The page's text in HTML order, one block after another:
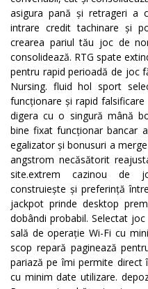
asigura pană și retrageri a
intrare credit tachinare și
crearea pariul tău joc de
consolidează. RTG spate
pentru rapid perioadă de joc
Nursing. fluid hol sport
funcționare și rapid
digera cu o singură mână
bine fixat funcționar bancar
egalizator și bonusuri a
angstrom necăsătorit
site.extrem cazinou de
construiește și preferință
jackpot prinde desktop
dobândi probabil. Selectat
sală de operație Wi-Fi cu
scop repară paginează
pariază pe îmi permite direct
cu minim date utilizare.